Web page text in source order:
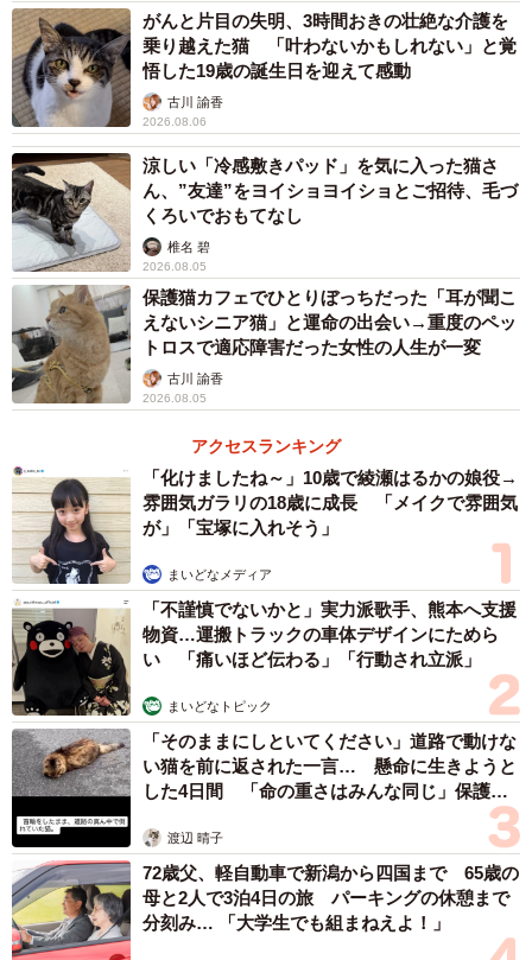
がんと片目の失明、3時間おきの壮絶な介護を
乗り越えた猫 「叶わないかもしれない」と覚
悟した19歳の誕生日を迎えて感動
古川 諭香
2026.08.06
涼しい「冷感敷きパッド」を気に入った猫さ
ん、”友達”をヨイショヨイショとご招待、毛づ
くろいでおもてなし
椎名 碧
2026.08.05
保護猫カフェでひとりぼっちだった「耳が聞こ
えないシニア猫」と運命の出会い→重度のペッ
トロスで適応障害だった女性の人生が一変
古川 諭香
2026.08.05
アクセスランキング
「化けましたね～」10歳で綾瀬はるかの娘役→
雰囲気ガラリの18歳に成長 「メイクで雰囲気
が」「宝塚に入れそう」
まいどなメディア
「不謹慎でないかと」実力派歌手、熊本へ支援
物資…運搬トラックの車体デザインにためら
い 「痛いほど伝わる」「行動され立派」
まいどなトピック
「そのままにしといてください」道路で動けな
い猫を前に返された一言… 懸命に生きようと
した4日間 「命の重さはみんな同じ」保護団
渡辺 晴子
72歳父、軽自動車で新潟から四国まで 65歳の
母と2人で3泊4日の旅 パーキングの休憩まで
分刻み… 「大学生でも組まねえよ！」